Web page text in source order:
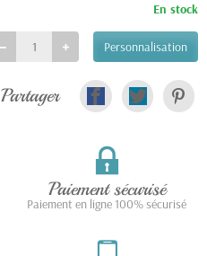
En stock
Personnalisation
Partager
Paiement sécurisé
Paiement en ligne 100% sécurisé